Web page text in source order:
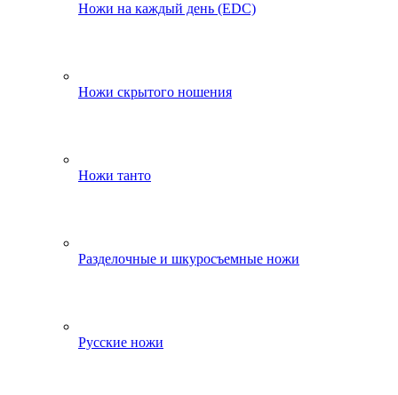
Ножи на каждый день (EDC)
Ножи скрытого ношения
Ножи танто
Разделочные и шкуросъемные ножи
Русские ножи